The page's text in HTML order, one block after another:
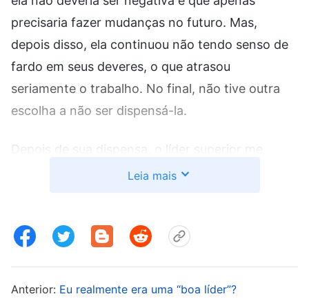
precisaria fazer mudanças no futuro. Mas,
depois disso, ela continuou não tendo senso de
fardo em seus deveres, o que atrasou
seriamente o trabalho. No final, não tive outra
escolha a não ser dispensá-la.
Depois de sua dispensa, o líder superior me
perguntou: “Você já havia notado os problemas
comportamento antes, e se você tivesse
tê-la dispensado antes. A atitude dela, sempre
Leia mais
Anterior: Eu realmente era uma “boa líder”?